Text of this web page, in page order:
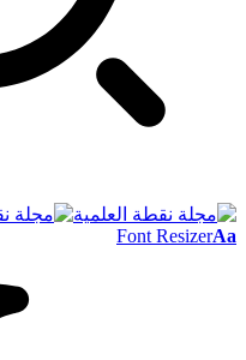
Font ResizerAa